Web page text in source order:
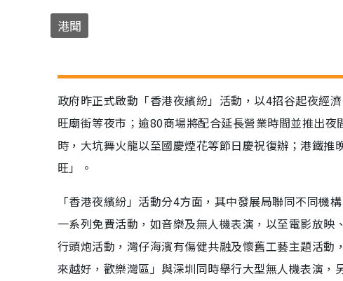
港聞
政府昨正式啟動「香港夜繽紛」活動，以4招谷起夜經
旺廟街等夜市；逾80商場將配合延長營業時間並推出
時，大坑舞火龍以至國慶煙花等節日慶祝復辦；港鐵
旺」。
「香港夜繽紛」活動分4方面，其中發展局聯同不同
一系列免費活動，如音樂及無人機表演，以至電影放
行頭炮活動，灣仔海濱有傷健共融及懷舊工藝主題活
來越好，歡樂灣區」與深圳同時舉行大型無人機表演